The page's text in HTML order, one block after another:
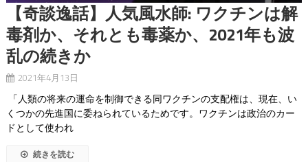
【奇談逸話】人気風水師: ワクチンは解
毒剤か、それとも毒薬か、2021年も波
乱の続きか
2021年4月13日
​​ 「人類の将来の運命を制御できる同ワクチンの支配権は、現在、い
くつかの先進国に委ねられているためです。ワクチンは政治のカー
ドとして使われ
続きを読む